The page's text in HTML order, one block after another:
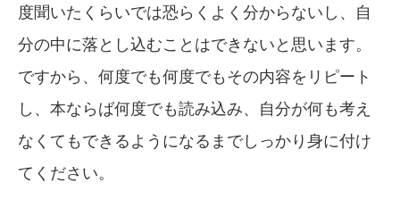
度聞いたくらいでは恐らくよく分からないし、自
分の中に落とし込むことはできないと思います。
ですから、何度でも何度でもその内容をリピート
し、本ならば何度でも読み込み、自分が何も考え
なくてもできるようになるまでしっかり身に付け
てください。